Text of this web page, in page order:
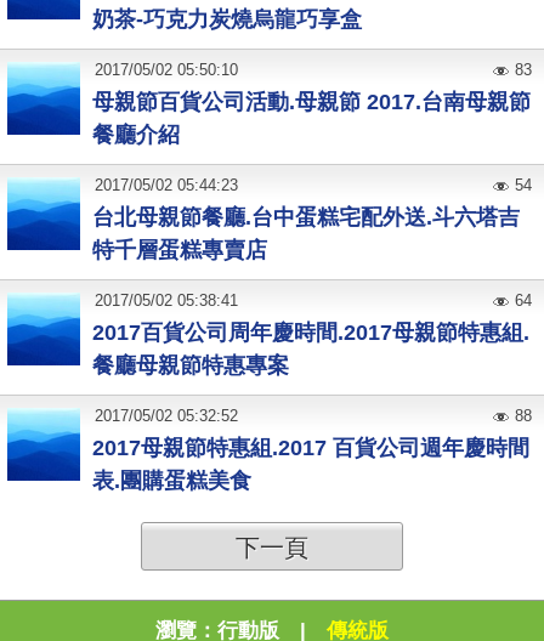
奶茶-巧克力炭燒烏龍巧享盒
母親節百貨公司活動.母親節 2017.台南母親節
餐廳介紹
2017/05/02 05:50:10 83
台北母親節餐廳.台中蛋糕宅配外送.斗六塔吉
特千層蛋糕專賣店
2017/05/02 05:44:23 54
2017百貨公司周年慶時間.2017母親節特惠組.
餐廳母親節特惠專案
2017/05/02 05:38:41 64
2017母親節特惠組.2017 百貨公司週年慶時間
表.團購蛋糕美食
2017/05/02 05:32:52 88
下一頁
瀏覽： 行動版 | 傳統版